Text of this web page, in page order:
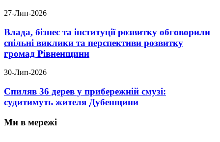
27-Лип-2026
Влада, бізнес та інституції розвитку обговорили
спільні виклики та перспективи розвитку
громад Рівненщини
30-Лип-2026
Спиляв 36 дерев у прибережній смузі:
судитимуть жителя Дубенщини
Ми в мережі